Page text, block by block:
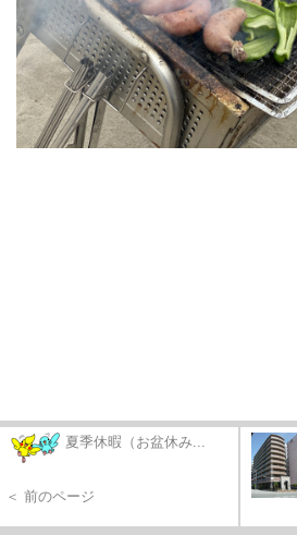
夏季休暇（お盆休み...
＜ 前のページ